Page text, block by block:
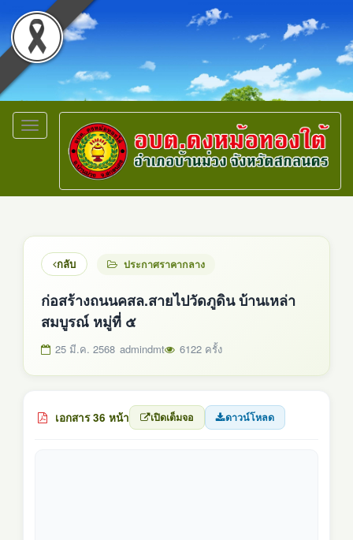
Toggle
navigation
กลับ ประกาศราคากลาง
ก่อสร้างถนนคสล.สายไปวัดภูดิน บ้านเหล่า
สมบูรณ์ หมู่ที่ ๕
25 มี.ค. 2568 admindmt 6122 ครั้ง
เอกสาร 36 หน้า เปิดเต็มจอ ดาวน์โหลด